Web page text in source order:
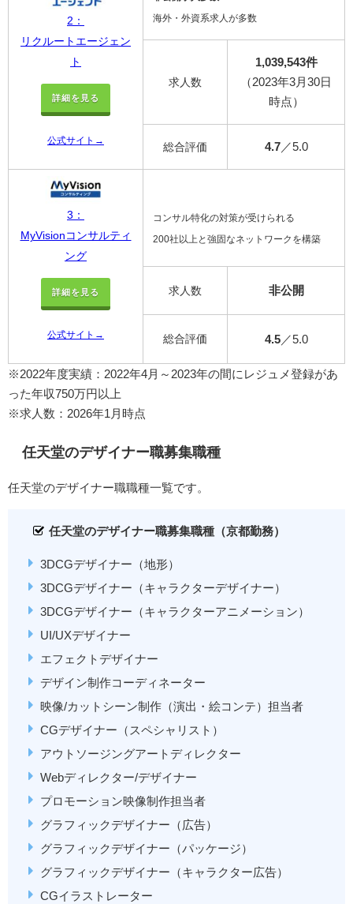
2：
リクルートエージェン
ト
詳細を見る
公式サイト→
海外・外資系求人が多数
求人数
1,039,543件
（2023年3月30日
時点）
総合評価 4.7／5.0
3：
MyVisionコンサルティ
ング
詳細を見る
公式サイト→
コンサル特化の対策が受けられる
200社以上と強固なネットワークを構築
求人数 非公開
総合評価 4.5／5.0
※2022年度実績：2022年4月～2023年の間にレジュメ登録があ
った年収750万円以上
※求人数：2026年1月時点
任天堂のデザイナー職募集職種
任天堂のデザイナー職職種一覧です。
任天堂のデザイナー職募集職種（京都勤務）
3DCGデザイナー（地形）
3DCGデザイナー（キャラクターデザイナー）
3DCGデザイナー（キャラクターアニメーション）
UI/UXデザイナー
エフェクトデザイナー
デザイン制作コーディネーター
映像/カットシーン制作（演出・絵コンテ）担当者
CGデザイナー（スペシャリスト）
アウトソージングアートディレクター
Webディレクター/デザイナー
プロモーション映像制作担当者
グラフィックデザイナー（広告）
グラフィックデザイナー（パッケージ）
グラフィックデザイナー（キャラクター広告）
CGイラストレーター